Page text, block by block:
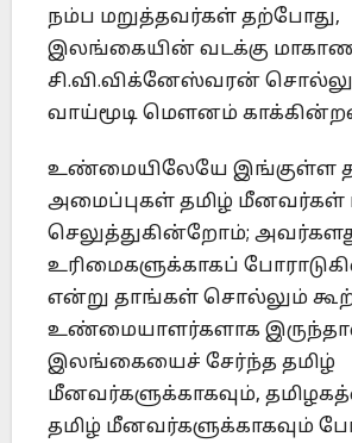
நம்ப மறுத்தவர்கள் தற்போது,
இலங்கையின் வடக்கு
சி.வி.விக்னேஸ்வரன்
வாய்மூடி மௌனம்
உண்மையிலேயே இங்குள்ள
அமைப்புகள் தமிழ் மீனவர்கள்
செலுத்துகின்றோம்;
உரிமைகளுக்காகப்
என்று தாங்கள் சொல்லும்
உண்மையாளர்களாக
இலங்கையைச் சேர்ந்த தமிழ்
மீனவர்களுக்காகவும்,
தமிழ் மீனவர்களுக்காகவும்